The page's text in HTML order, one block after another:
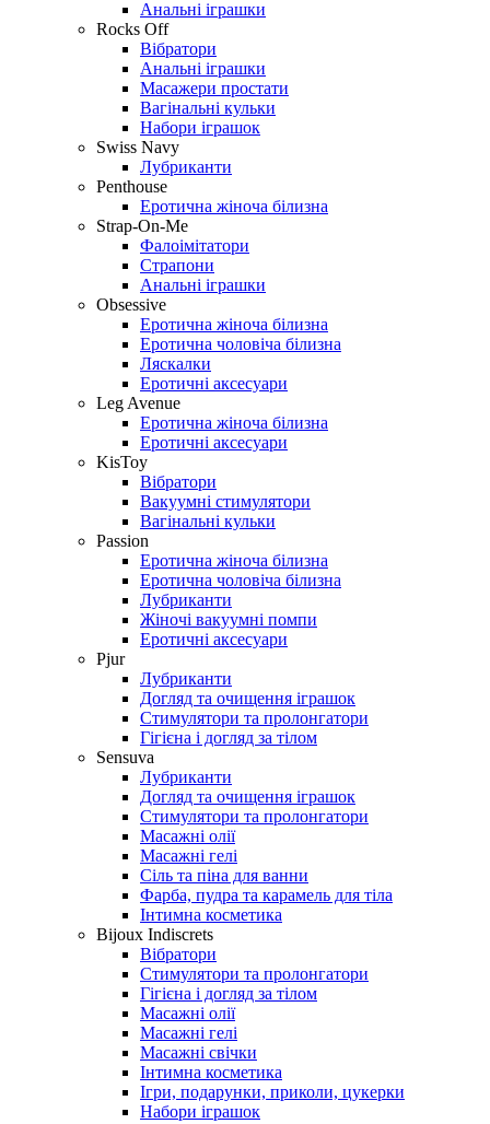
Анальні іграшки
Rocks Off
Вібратори
Анальні іграшки
Масажери простати
Вагінальні кульки
Набори іграшок
Swiss Navy
Лубриканти
Penthouse
Еротична жіноча білизна
Strap-On-Me
Фалоімітатори
Страпони
Анальні іграшки
Obsessive
Еротична жіноча білизна
Еротична чоловіча білизна
Ляскалки
Еротичні аксесуари
Leg Avenue
Еротична жіноча білизна
Еротичні аксесуари
KisToy
Вібратори
Вакуумні стимулятори
Вагінальні кульки
Passion
Еротична жіноча білизна
Еротична чоловіча білизна
Лубриканти
Жіночі вакуумні помпи
Еротичні аксесуари
Pjur
Лубриканти
Догляд та очищення іграшок
Стимулятори та пролонгатори
Гігієна і догляд за тілом
Sensuva
Лубриканти
Догляд та очищення іграшок
Стимулятори та пролонгатори
Масажні олії
Масажні гелі
Сіль та піна для ванни
Фарба, пудра та карамель для тіла
Інтимна косметика
Bijoux Indiscrets
Вібратори
Стимулятори та пролонгатори
Гігієна і догляд за тілом
Масажні олії
Масажні гелі
Масажні свічки
Інтимна косметика
Ігри, подарунки, приколи, цукерки
Набори іграшок